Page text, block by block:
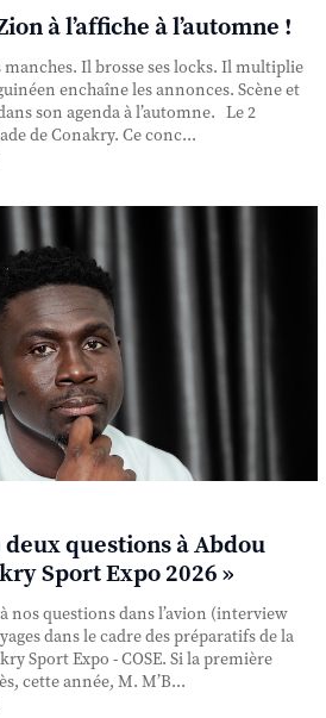
à l’affiche à l’automne !
manches. Il brosse ses locks. Il multiplie
enchaîne les annonces. Scène et
son agenda à l’automne. Le 2
de Conakry. Ce conc...
deux questions à Abdou
Sport Expo 2026 »
nos questions dans l’avion (interview
dans le cadre des préparatifs de la
Sport Expo - COSE. Si la première
cette année, M. M’B...